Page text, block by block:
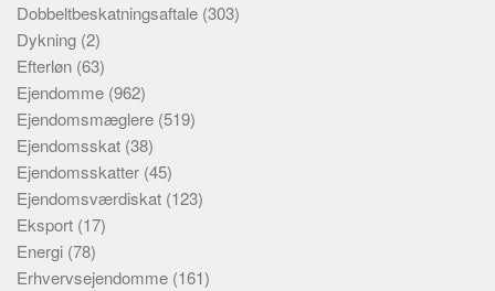
Dobbeltbeskatningsaftale (303)
Dykning (2)
Efterløn (63)
Ejendomme (962)
Ejendomsmæglere (519)
Ejendomsskat (38)
Ejendomsskatter (45)
Ejendomsværdiskat (123)
Eksport (17)
Energi (78)
Erhvervsejendomme (161)